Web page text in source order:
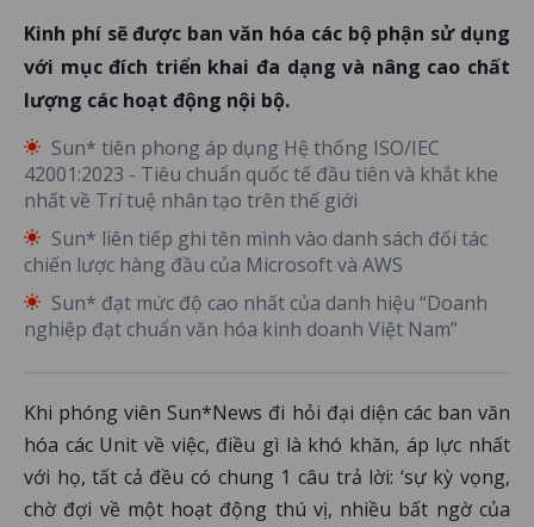
Kinh phí sẽ được ban văn hóa các bộ phận sử dụng
với mục đích triển khai đa dạng và nâng cao chất
lượng các hoạt động nội bộ.
Sun* tiên phong áp dụng Hệ thống ISO/IEC
42001:2023 - Tiêu chuẩn quốc tế đầu tiên và khắt khe
nhất về Trí tuệ nhân tạo trên thế giới
Sun* liên tiếp ghi tên mình vào danh sách đối tác
chiến lược hàng đầu của Microsoft và AWS
Sun* đạt mức độ cao nhất của danh hiệu “Doanh
nghiệp đạt chuẩn văn hóa kinh doanh Việt Nam”
Khi phóng viên Sun*News đi hỏi đại diện các ban văn
hóa các Unit về việc, điều gì là khó khăn, áp lực nhất
với họ, tất cả đều có chung 1 câu trả lời: ‘sự kỳ vọng,
chờ đợi về một hoạt động thú vị, nhiều bất ngờ của